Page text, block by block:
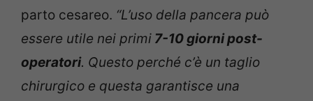
parto cesareo. “L’uso della pancera può
essere utile nei primi 7-10 giorni post-
operatori. Questo perché c’è un taglio
chirurgico e questa garantisce una